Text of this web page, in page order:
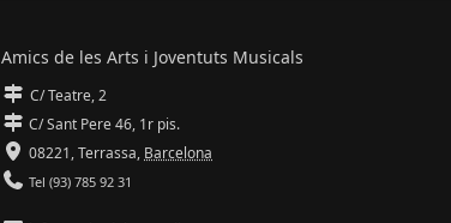
Amics de les Arts i Joventuts Musicals
C/ Teatre, 2
C/ Sant Pere 46, 1r pis.
08221,Terrassa, Barcelona
Tel (93) 785 92 31